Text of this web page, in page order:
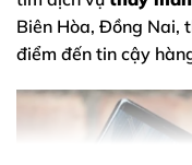
Biên Hòa, Đồng Nai,
điểm đến tin cậy